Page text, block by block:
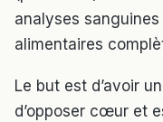
analyses
alimentaires
Le but est d’avoir
d’opposer cœur et